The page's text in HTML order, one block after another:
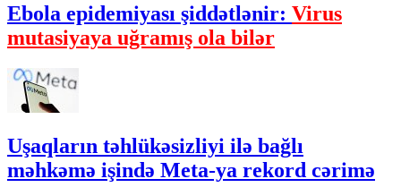
Ebola epidemiyası şiddətlənir: Virus
mutasiyaya uğramış ola bilər
Uşaqların təhlükəsizliyi ilə bağlı
məhkəmə işində Meta-ya rekord cərimə